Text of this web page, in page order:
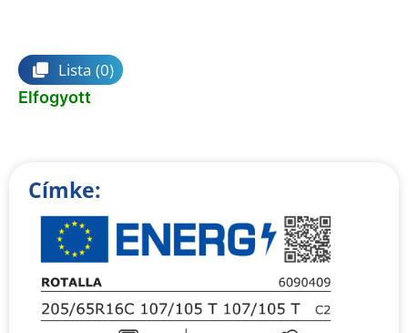
Lista (0)
Elfogyott
Címke: